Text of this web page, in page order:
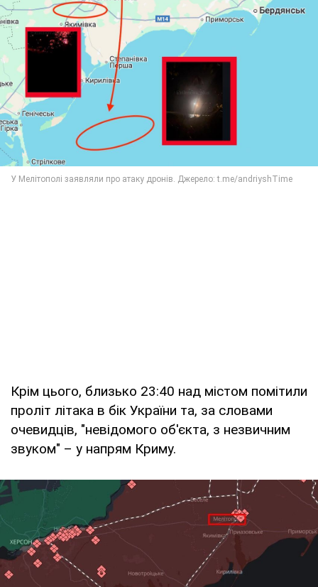
Крім цього, близько 23:40 над містом помітили
проліт літака в бік України та, за словами
очевидців, "невідомого об'єкта, з незвичним
звуком" – у напрям Криму.